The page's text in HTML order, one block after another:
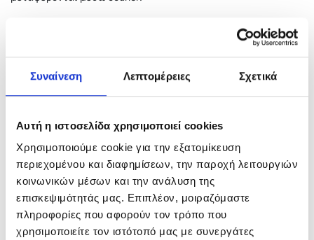
Συναίνεση Λεπτομέρειες Σχετικά
Αυτή η ιστοσελίδα χρησιμοποιεί cookies
Χρησιμοποιούμε cookie για την εξατομίκευση
περιεχομένου και διαφημίσεων, την παροχή λειτουργιών
κοινωνικών μέσων και την ανάλυση της
επισκεψιμότητάς μας. Επιπλέον, μοιραζόμαστε
πληροφορίες που αφορούν τον τρόπο που
χρησιμοποιείτε τον ιστότοπό μας με συνεργάτες
ΓΑΝΤΖΟΣ STAINLESS STEEL Behr ΑΠΟΧΗ FLOATING